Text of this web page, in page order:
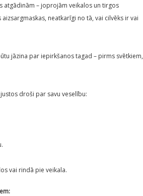
atgādinām – joprojām veikalos un tirgos
neatkarīgi no tā, vai cilvēks ir vai
jāzina par iepirkšanos tagad – pirms svētkiem,
droši par savu veselību:
vai rindā pie veikala.